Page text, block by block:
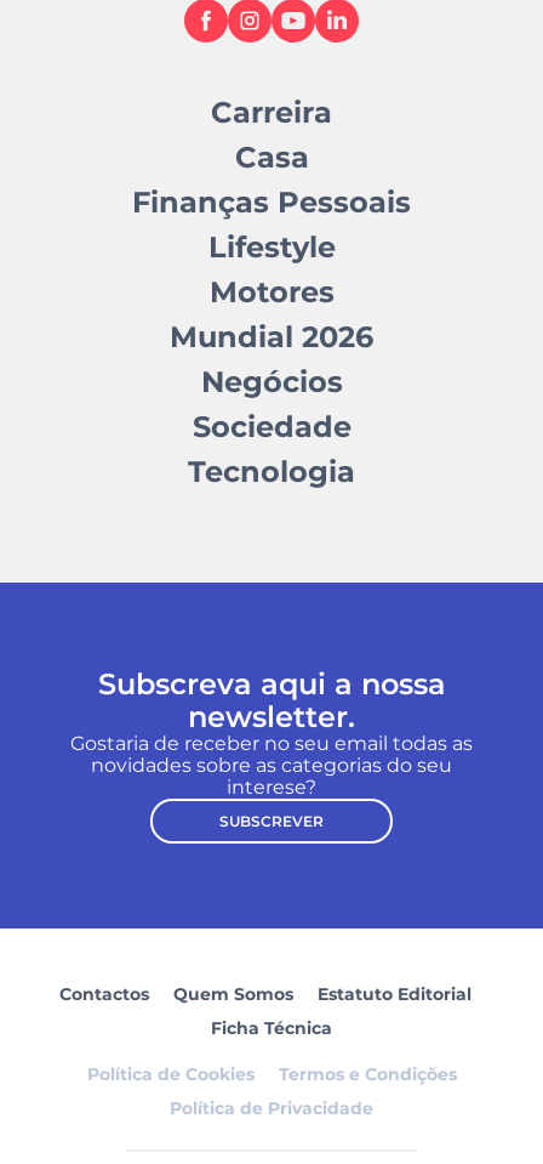
Carreira
Casa
Finanças Pessoais
Lifestyle
Motores
Mundial 2026
Negócios
Sociedade
Tecnologia
Subscreva aqui a nossa
newsletter.
Gostaria de receber no seu email todas as
novidades sobre as categorias do seu
interese?
SUBSCREVER
Contactos Quem Somos
Estatuto Editorial
Ficha Técnica
Política de Cookies
Termos e Condições
Política de Privacidade